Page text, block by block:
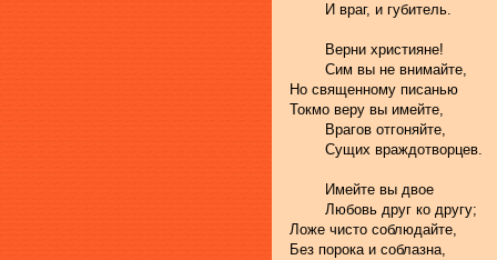
	И враг, и губитель.
	Верни християне!
	Сим вы не внимайте,
Но священному писанью
Токмо веру вы имейте,
	Врагов отгоняйте,
	Сущих враждотворцев.
	Имейте вы двое
	Любовь друг ко другу;
Ложе чисто соблюдайте,
Без порока и соблазна,